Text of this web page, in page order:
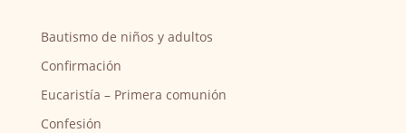
Bautismo de niños y adultos
Confirmación
Eucaristía – Primera comunión
Confesión